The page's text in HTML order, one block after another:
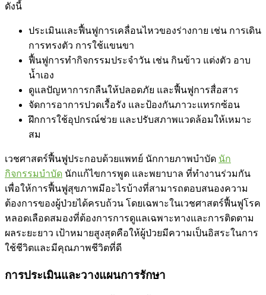
ดังนี้
ประเมินและฟื้นฟูการเคลื่อนไหวของร่างกาย เช่น การเดิน
การทรงตัว การใช้แขนขา
ฟื้นฟูการทำกิจกรรมประจำวัน เช่น กินข้าว แต่งตัว อาบ
น้ำเอง
ดูแลปัญหาการกลืนให้ปลอดภัย และฟื้นฟูการสื่อสาร
จัดการอาการปวดเรื้อรัง และป้องกันภาวะแทรกซ้อน
ฝึกการใช้อุปกรณ์ช่วย และปรับสภาพแวดล้อมให้เหมาะ
สม
เวชศาสตร์ฟื้นฟูประกอบด้วยแพทย์ นักกายภาพบำบัด นัก
กิจกรรมบำบัด นักแก้ไขการพูด และพยาบาล ที่ทำงานร่วมกัน
เพื่อให้การฟื้นฟูสุขภาพมีอะไรบ้างที่สามารถตอบสนองความ
ต้องการของผู้ป่วยได้ครบถ้วน โดยเฉพาะในเวชศาสตร์ฟื้นฟูโรค
หลอดเลือดสมองที่ต้องการการดูแลเฉพาะทางและการติดตาม
ผลระยะยาว เป้าหมายสูงสุดคือให้ผู้ป่วยมีความเป็นอิสระในการ
ใช้ชีวิตและมีคุณภาพชีวิตที่ดี
การประเมินและวางแผนการรักษา